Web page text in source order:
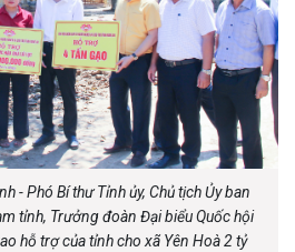
- Phó Bí thư Tỉnh ủy, Chủ tịch Ủy ban
tỉnh, Trưởng đoàn Đại biểu Quốc hội
hỗ trợ của tỉnh cho xã Yên Hoà 2 tỷ